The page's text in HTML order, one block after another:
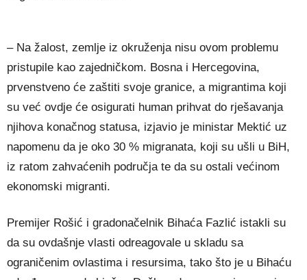
– Na žalost, zemlje iz okruženja nisu ovom problemu
pristupile kao zajedničkom. Bosna i Hercegovina,
prvenstveno će zaštiti svoje granice, a migrantima koji
su već ovdje će osigurati human prihvat do rješavanja
njihova konačnog statusa, izjavio je ministar Mektić uz
napomenu da je oko 30 % migranata, koji su ušli u BiH,
iz ratom zahvaćenih područja te da su ostali većinom
ekonomski migranti.
Premijer Rošić i gradonačelnik Bihaća Fazlić istakli su
da su ovdašnje vlasti odreagovale u skladu sa
ograničenim ovlastima i resursima, tako što je u Bihaću